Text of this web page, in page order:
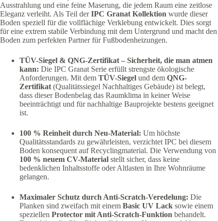
Ausstrahlung und eine feine Maserung, die jedem Raum eine zeitlose
Eleganz verleiht. Als Teil derIPC Granat Kollektion wurde dieser
Boden speziell für die vollflächige Verklebung entwickelt. Dies sorgt
für eine extrem stabile Verbindung mit dem Untergrund und macht den
Boden zum perfekten Partner für Fußbodenheizungen.
TÜV-Siegel & QNG-Zertifikat – Sicherheit, die man atmen
kann: Die IPC Granat Serie erfüllt strengste ökologische
Anforderungen. Mit dem TÜV-Siegel und dem QNG-
Zertifikat(Qualitätssiegel Nachhaltiges Gebäude) ist belegt,
dass dieser Bodenbelag das Raumklima in keiner Weise
beeinträchtigt und für nachhaltige Bauprojekte bestens geeignet
ist.
100 % Reinheit durch Neu-Material: Um höchste
Qualitätsstandards zu gewährleisten, verzichtet IPC bei diesem
Boden konsequent auf Recyclingmaterial. Die Verwendung von
100 % neuem CV-Material stellt sicher, dass keine
bedenklichen Inhaltsstoffe oder Altlasten in Ihre Wohnräume
gelangen.
Maximaler Schutz durch Anti-Scratch-Veredelung: Die
Planken sind zweifach mit einem Basic UV Lack sowie einem
speziellen Protector mit Anti-Scratch-Funktion behandelt.